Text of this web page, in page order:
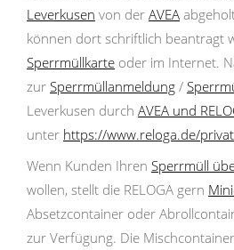
Leverkusen von der AVEA
können dort schriftlich beantragt
Sperrmüllkarte oder im Internet.
zur Sperrmüllanmeldung /
Leverkusen durch AVEA und
unter https://www.reloga.de/
Wenn Kunden Ihren Sperrmüll
wollen, stellt die RELOGA gern
Absetzcontainer oder
zur Verfügung. Die